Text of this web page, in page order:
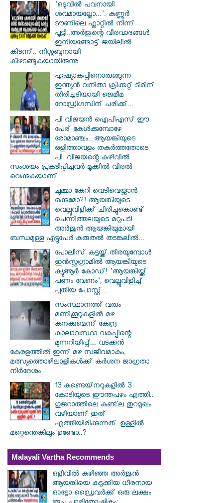
'ഒടുവിൽ പവനായി
ശവമായല്ലോ...'. കണ്ണൂര്‍
ടൗണിലെ ഫ്ലാറ്റിൽ നിന്ന്
പൂട്ടി..അർജുന്റെ വീരവാദങ്ങൾ
ഇനിയങ്ങോട്ട് ജയിലിൽ
കിടന്ന്.. നിശ്ശബ്ദനായി
കീഴടങ്ങുകയായിരുന്നു..
ഏഷ്യാകപ്പിനൊരുങ്ങുന്ന
ഇന്ത്യൻ വനിതാ ക്രിക്കറ്റ് ടീമിന്
തിരിച്ചടിയായി ജെമീമ
റോഡ്രിഗസിന് പരിക്ക്...
പി വിജയന്‍ ഐപിഎസ് ഈ
പേര് കേൾക്കുമ്പോഴേ
രോമാഞ്ചം...ആയങ്കിയുടെ
ഒളിത്താവളം തകര്‍ത്തതോടെ
പി. വിജയന്റെ കഴിവില്‍
സംശയം പ്രകടിപ്പിച്ചവര്‍ മൂക്കില്‍ വിരല്‍
വെക്കുകയാണ്..
ചുമ്മാ കേറി വെടിവെയ്ക്കാൻ
ഒക്കുമോ?! ആയങ്കിയുടെ
വെല്ലുവിളിക്ക് ചിരിച്ചുകൊണ്ട്
ചെന്നിത്തലയുടെ മറുപടി:
അർജുൻ ആയങ്കിയുമായി
ബന്ധമുള്ള എട്ടുപേർ കരുതൽ തടങ്കലിൽ...
പോലീസ് കട്ടയ്ക്ക് തിരയുമ്പോൾ
ഇൻസ്റ്റഗ്രാമിൽ ആയങ്കിയുടെ
ക്യുആർ കോഡ്! 'ആയങ്കിയ്ക്ക്
പണം വേണം', വെല്ലുവിളിച്ച്
പുതിയ പോസ്റ്റ്...
സംസ്ഥാനത്ത് വരും
മണിക്കൂറുകളിൽ മഴ
കനക്കുമെന്ന് കേന്ദ്ര
കാലാവസ്ഥാ വകുപ്പിന്റെ
മുന്നറിയിപ്പ്... വടക്കൻ
കേരളത്തിൽ ഇന്ന് മഴ സജീവമാകും,
മത്സ്യത്തൊഴിലാളികൾക്ക് കർശന ജാഗ്രതാ
നിർദേശം
13 കണ്ടെയ്‌നറുകളിൽ 3
കോടിയുടെ ഈന്തപഴം എത്തി..
ഗുജറാത്തിലെ കണ്ട്‌ല തുറമുഖം
വഴിയാണ് ഇത്
എത്തിയിരിക്കുന്നത്..ഉള്ളിൽ
മറ്റെന്തെങ്കിലും ഉണ്ടോ..?
Malayali Vartha Recommends
ഒളിവിൽ കഴിഞ്ഞ അർജുൻ
ആയങ്കിയെ കുടുക്കിയ ധീരനായ
ഓട്ടോ ഡ്രൈവർക്ക് ഒരു ലക്ഷം